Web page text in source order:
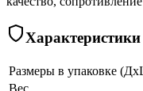
Характеристики
Размеры в упаковке
Вес